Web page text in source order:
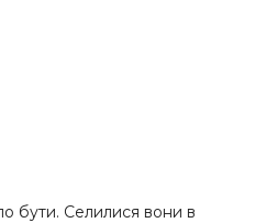
бути. Селилися вони в